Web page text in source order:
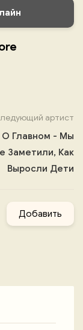
артист
О Главном - Мы
Заметили, Как
Выросли Дети
Добавить